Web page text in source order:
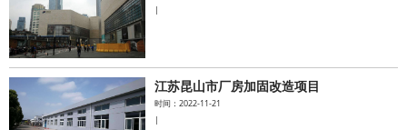
|
江苏昆山市厂房加固改造项目
时间：2022-11-21
|